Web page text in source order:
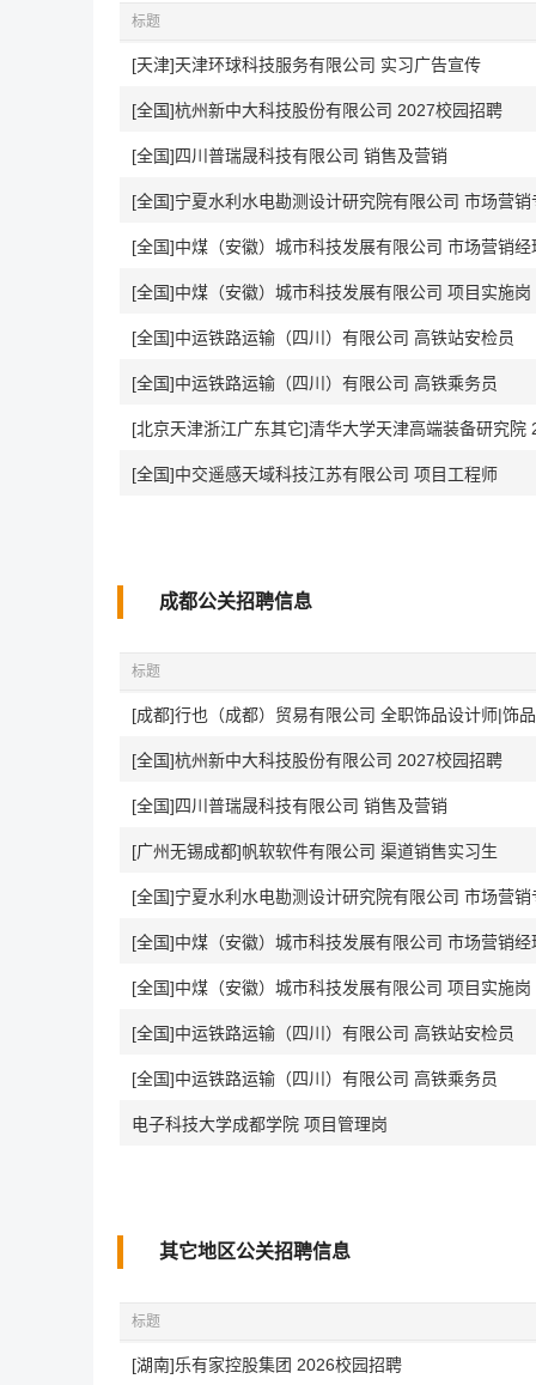
标题
[天津]天津环球科技服务有限公司 实习广告宣传
[全国]杭州新中大科技股份有限公司 2027校园招聘
[全国]四川普瑞晟科技有限公司 销售及营销
[全国]宁夏水利水电勘测设计研究院有限公司 市场营销
[全国]中煤（安徽）城市科技发展有限公司 市场营销经
[全国]中煤（安徽）城市科技发展有限公司 项目实施岗
[全国]中运铁路运输（四川）有限公司 高铁站安检员
[全国]中运铁路运输（四川）有限公司 高铁乘务员
[北京天津浙江广东其它]清华大学天津高端装备研究院
[全国]中交遥感天域科技江苏有限公司 项目工程师
成都公关招聘信息
标题
[全国]杭州新中大科技股份有限公司 2027校园招聘
[全国]四川普瑞晟科技有限公司 销售及营销
[广州无锡成都]帆软软件有限公司 渠道销售实习生
[全国]宁夏水利水电勘测设计研究院有限公司 市场营销
[全国]中煤（安徽）城市科技发展有限公司 市场营销经
[全国]中煤（安徽）城市科技发展有限公司 项目实施岗
[全国]中运铁路运输（四川）有限公司 高铁站安检员
[全国]中运铁路运输（四川）有限公司 高铁乘务员
电子科技大学成都学院 项目管理岗
其它地区公关招聘信息
标题
[湖南]乐有家控股集团 2026校园招聘